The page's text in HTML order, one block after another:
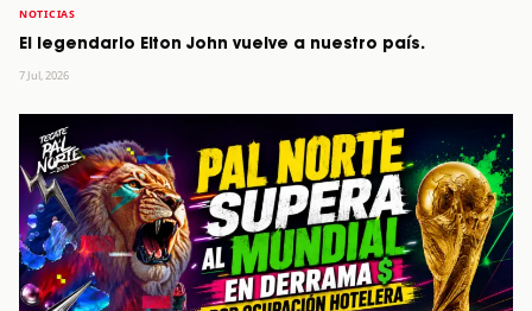
NOTICIAS
El legendario Elton John vuelve a nuestro país.
7 Jul, 2026